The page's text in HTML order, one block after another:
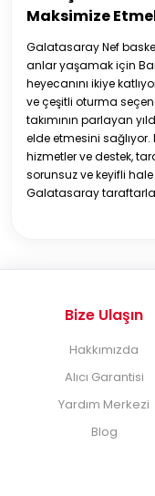
Maksimize
Galatasaray Nef
anlar yaşamak için
heyecanını ikiye
ve çeşitli oturma
takımının parlayan
elde etmesini
hizmetler ve destek,
sorunsuz ve keyifli
Galatasaray
Bize Ulaşın
Hakkımızda
Alıcı Garantisi
Yardım Merkezi
Blog